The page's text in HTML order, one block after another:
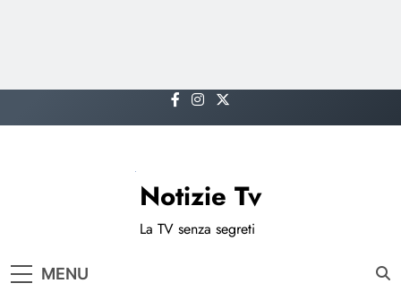
to
Notizie Tv
La TV senza segreti
MENU